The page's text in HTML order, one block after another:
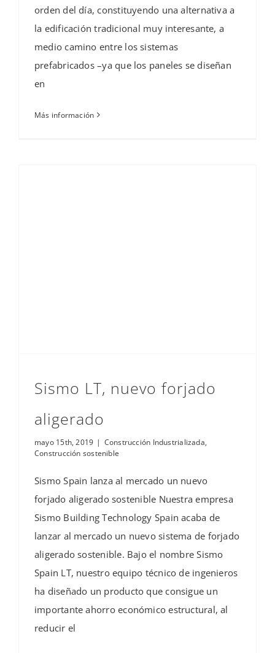
orden del día, constituyendo una alternativa a
la edificación tradicional muy interesante, a
medio camino entre los sistemas
prefabricados –ya que los paneles se diseñan
en
Más información
Sismo LT, nuevo forjado
aligerado
mayo 15th, 2019 | Construcción Industrializada,
Construcción sostenible
Sismo Spain lanza al mercado un nuevo
forjado aligerado sostenible Nuestra empresa
Sismo Building Technology Spain acaba de
lanzar al mercado un nuevo sistema de forjado
aligerado sostenible. Bajo el nombre Sismo
Spain LT, nuestro equipo técnico de ingenieros
ha diseñado un producto que consigue un
importante ahorro económico estructural, al
reducir el